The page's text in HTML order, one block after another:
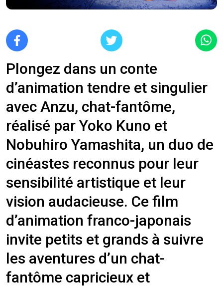
Plongez dans un conte
d’animation tendre et singulier
avec Anzu, chat-fantôme,
réalisé par Yoko Kuno et
Nobuhiro Yamashita, un duo de
cinéastes reconnus pour leur
sensibilité artistique et leur
vision audacieuse. Ce film
d’animation franco-japonais
invite petits et grands à suivre
les aventures d’un chat-
fantôme capricieux et